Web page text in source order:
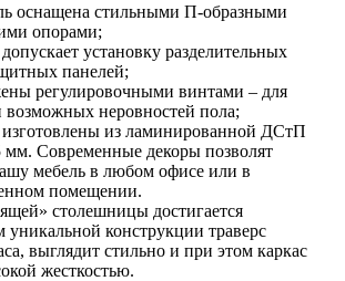
оснащена стильными П-образными
опорами;
установку разделительных
панелей;
регулировочными винтами – для
возможных неровностей пола;
из ламинированной ДСтП
Современные декоры позволят
мебель в любом офисе или в
помещении.
столешницы достигается
конструкции траверс
выглядит стильно и при этом каркас
жесткостью.